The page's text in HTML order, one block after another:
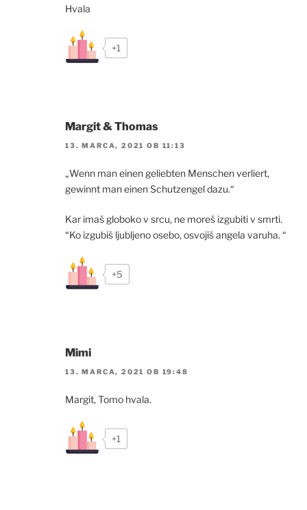
Hvala
+1
Margit & Thomas
13. MARCA, 2021 OB 11:13
„Wenn man einen geliebten Menschen verliert,
gewinnt man einen Schutzengel dazu.“
Kar imaš globoko v srcu, ne moreš izgubiti v smrti.
“Ko izgubiš ljubljeno osebo, osvojiš angela varuha. “
+5
Mimi
13. MARCA, 2021 OB 19:48
Margit, Tomo hvala.
+1